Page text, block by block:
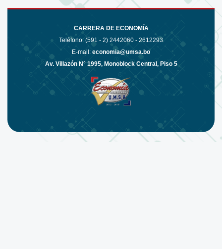
CARRERA DE ECONOMÍA
Teléfono: (591 - 2) 2442060 - 2612293
E-mail: economia@umsa.bo
Av. Villazón N° 1995, Monoblock Central, Piso 5